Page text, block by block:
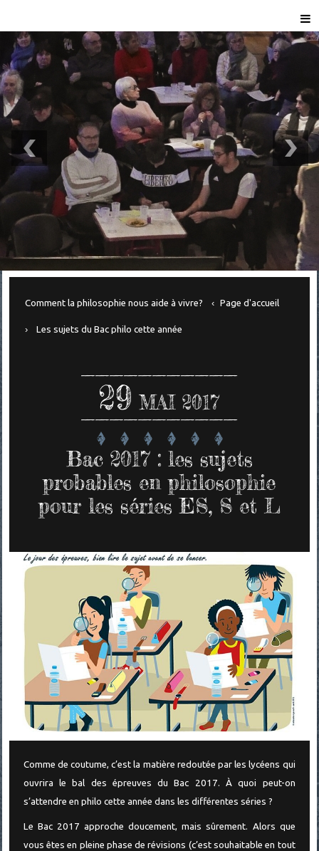
Comment la philosophie nous aide à vivre? Page d'accueil
Les sujets du Bac philo cette année
29 MAI 2017
Bac 2017 : les sujets
probables en philosophie
pour les séries ES, S et L
Comme de coutume, c’est la matière redoutée par les lycéens qui
ouvrira le bal des épreuves du Bac 2017. À quoi peut-on
s’attendre en philo cette année dans les différentes séries ?
Le Bac 2017 approche doucement, mais sûrement. Alors que
vous êtes en pleine phase de révisions (c’est souhaitable en tout